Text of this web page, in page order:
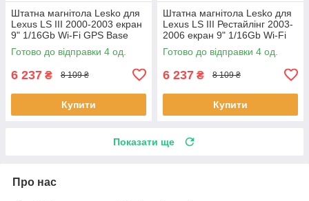
Штатна магнітола Lesko для
Lexus LS III 2000-2003 екран
9" 1/16Gb Wi-Fi GPS Base
Лексус 4 шт.
Готово до відправки 4 од.
6 237 ₴ 8 109 ₴
Купити
Штатна магнітола Lesko для
Lexus LS III Рестайлінг 2003-
2006 екран 9" 1/16Gb Wi-Fi
GPS Base 4 шт.
Готово до відправки 4 од.
6 237 ₴ 8 109 ₴
Купити
Показати ще
Про нас